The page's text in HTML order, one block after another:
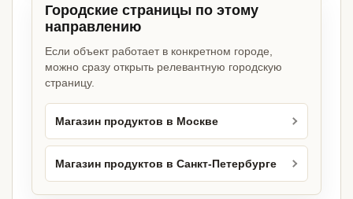
Городские страницы по этому
направлению
Если объект работает в конкретном городе,
можно сразу открыть релевантную городскую
страницу.
Магазин продуктов в Москве
Магазин продуктов в Санкт-Петербурге